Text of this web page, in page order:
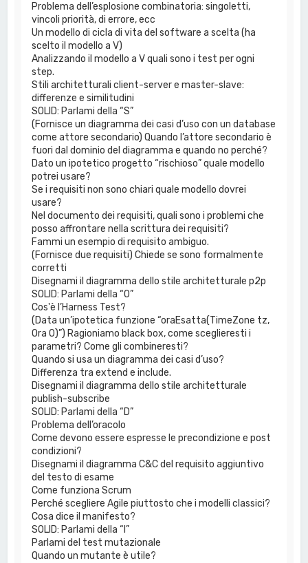
Problema dell’esplosione combinatoria: singoletti,
vincoli priorità, di errore, ecc
Un modello di cicla di vita del software a scelta (ha
scelto il modello a V)
Analizzando il modello a V quali sono i test per ogni
step.
Stili architetturali client-server e master-slave:
differenze e similitudini
SOLID: Parlami della “S”
(Fornisce un diagramma dei casi d’uso con un database
come attore secondario) Quando l’attore secondario è
fuori dal dominio del diagramma e quando no perché?
Dato un ipotetico progetto “rischioso” quale modello
potrei usare?
Se i requisiti non sono chiari quale modello dovrei
usare?
Nel documento dei requisiti, quali sono i problemi che
posso affrontare nella scrittura dei requisiti?
Fammi un esempio di requisito ambiguo.
(Fornisce due requisiti) Chiede se sono formalmente
corretti
Disegnami il diagramma dello stile architetturale p2p
SOLID: Parlami della “O”
Cos'è l’Harness Test?
(Data un’ipotetica funzione “oraEsatta(TimeZone tz,
Ora O)”) Ragioniamo black box, come sceglieresti i
parametri? Come gli combineresti?
Quando si usa un diagramma dei casi d’uso?
Differenza tra extend e include.
Disegnami il diagramma dello stile architetturale
publish-subscribe
SOLID: Parlami della “D”
Problema dell’oracolo
Come devono essere espresse le precondizione e post
condizioni?
Disegnami il diagramma C&C del requisito aggiuntivo
del testo di esame
Come funziona Scrum
Perché scegliere Agile piuttosto che i modelli classici?
Cosa dice il manifesto?
SOLID: Parlami della “I”
Parlami del test mutazionale
Quando un mutante è utile?